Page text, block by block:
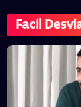
Facil